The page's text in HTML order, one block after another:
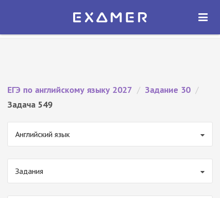
Экзамер — ЕГЭ 2027
ОТКРЫТЬ
ЕГЭ по английскому языку 2027 / Задание 30 /
Задача 549
Английский язык
Задания